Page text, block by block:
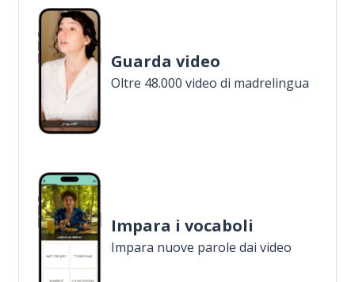
Guarda video
Oltre 48.000 video di madrelingua
Impara i vocaboli
Impara nuove parole dai video